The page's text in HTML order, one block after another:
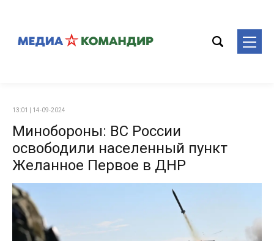
13:01 | 14-09-2024
Минобороны: ВС России
освободили населенный пункт
Желанное Первое в ДНР